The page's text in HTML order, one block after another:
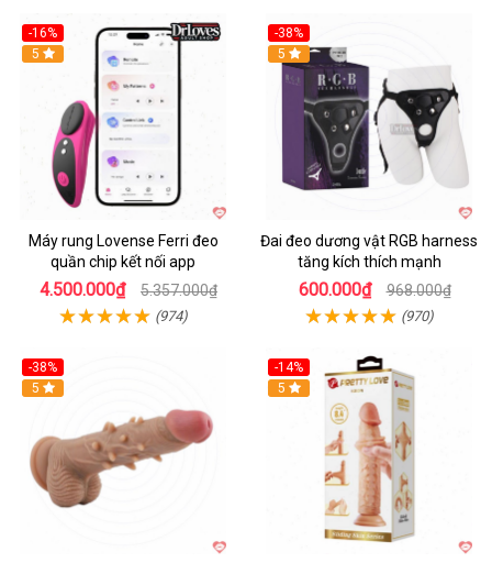
-16%
Hot
5
Máy rung Lovense Ferri đeo
quần chip kết nối app
4.500.000₫ 5.357.000₫
(974)
-38%
Hot
5
Đai đeo dương vật RGB harness
tăng kích thích mạnh
600.000₫ 968.000₫
(970)
-38%
5
-14%
5